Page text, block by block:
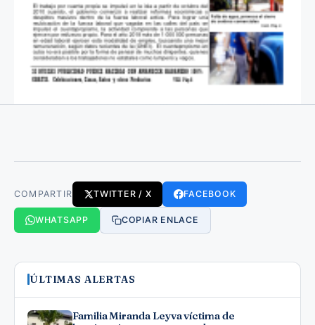
COMPARTIR TWITTER / X FACEBOOK
WHATSAPP COPIAR ENLACE
ÚLTIMAS ALERTAS
Familia Miranda Leyva víctima de